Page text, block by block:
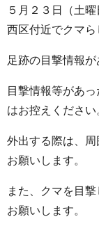
５月２３日（土
西区付近でクマ
足跡の目撃情報が
目撃情報等があ
はお控えください
外出する際は、
お願いします。
また、クマを目
お願いします。